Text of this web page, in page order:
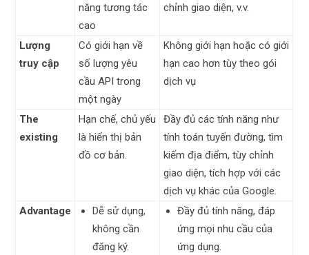
năng tương tác
cao
chỉnh giao diện, v.v.
Lượng
truy cập
Có giới hạn về
số lượng yêu
cầu API trong
một ngày
Không giới hạn hoặc có giới
hạn cao hơn tùy theo gói
dịch vụ
The
existing
Hạn chế, chủ yếu
là hiển thị bản
đồ cơ bản.
Đầy đủ các tính năng như
tính toán tuyến đường, tìm
kiếm địa điểm, tùy chỉnh
giao diện, tích hợp với các
dịch vụ khác của Google.
Advantage
Dễ sử dụng,
không cần
đăng ký.
Đầy đủ tính năng, đáp
ứng mọi nhu cầu của
ứng dụng.